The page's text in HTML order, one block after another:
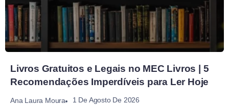
Livros Gratuitos e Legais no MEC Livros | 5
Recomendações Imperdíveis para Ler Hoje
Ana Laura Moura 1 De Agosto De 2026